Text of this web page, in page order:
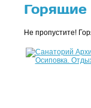
Горящие
Не пропустите!